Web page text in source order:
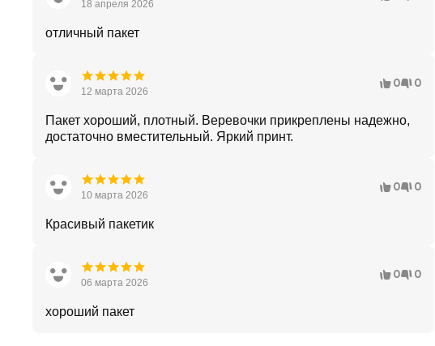
18 апреля 2026
отличный пакет
12 марта 2026
0 0
Пакет хороший, плотный. Веревочки прикреплены надежно,
достаточно вместительный. Яркий принт.
10 марта 2026
0 0
Красивый пакетик
06 марта 2026
0 0
хороший пакет